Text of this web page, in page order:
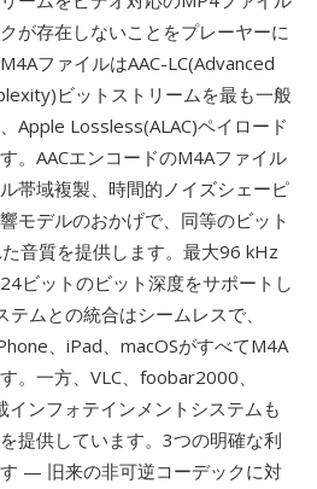
が存在しないことをプレーヤーに
ファイルはAAC-LC(Advanced
ビットストリームを最も一般
Apple Lossless(ALAC)ペイロード
。AACエンコードのM4Aファイル
帯域複製、時間的ノイズシェーピ
モデルのおかげで、同等のビット
音質を提供します。最大96 kHz
ビットのビット深度をサポートし
テムとの統合はシームレスで、
、iPad、macOSがすべてM4A
。一方、VLC、foobar2000、
ンフォテインメントシステムも
提供しています。3つの明確な利
— 旧来の非可逆コーデックに対